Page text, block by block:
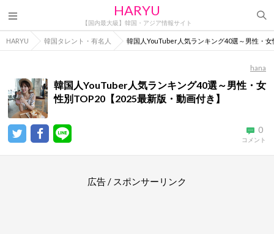
HARYU
【国内最大級】韓国・アジア情報サイト
HARYU 韓国タレント・有名人 韓国人YouTuber人気ランキング40選～男性・
hana
韓国人YouTuber人気ランキング40選～男性・女
性別TOP20【2025最新版・動画付き】
0
コメント
広告 / スポンサーリンク